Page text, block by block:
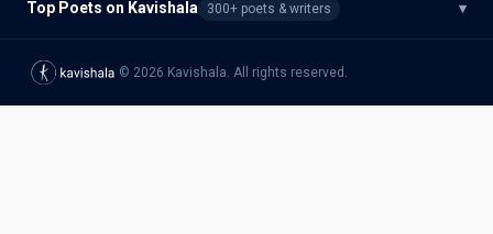
Top Poets on Kavishala 300+ poets & writers ▾
© 2026 Kavishala. All rights reserved.